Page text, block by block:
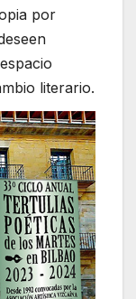
por
literario.